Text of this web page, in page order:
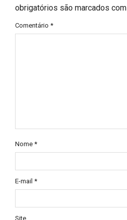
obrigatórios são marcados com
Comentário *
Nome *
E-mail *
Site